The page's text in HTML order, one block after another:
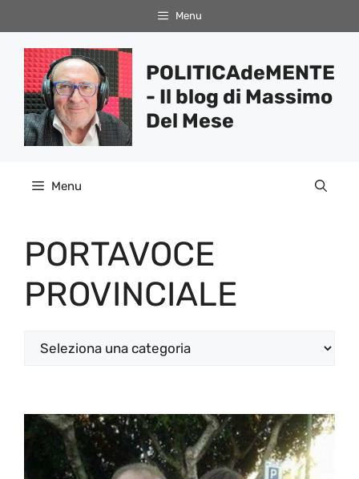
al
contenuto
Menu
POLITICAdeMENTE
- Il blog di Massimo
Del Mese
Menu
PORTAVOCE
PROVINCIALE
Categorie